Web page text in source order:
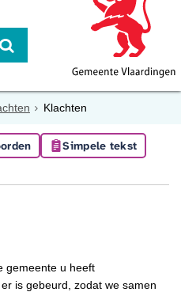
Klachten
Simpele tekst
gemeente u heeft
is gebeurd, zodat we samen